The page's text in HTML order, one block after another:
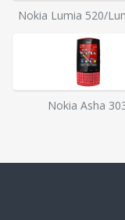
Nokia Lumia 520/
Nokia Asha